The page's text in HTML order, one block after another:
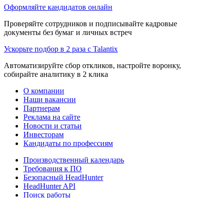
Оформляйте кандидатов онлайн
Проверяйте сотрудников и подписывайте кадровые
документы без бумаг и личных встреч
Ускорьте подбор в 2 раза с Talantix
Автоматизируйте сбор откликов, настройте воронку,
собирайте аналитику в 2 клика
О компании
Наши вакансии
Партнерам
Реклама на сайте
Новости и статьи
Инвесторам
Кандидаты по профессиям
Производственный календарь
Требования к ПО
Безопасный HeadHunter
HeadHunter API
Поиск работы